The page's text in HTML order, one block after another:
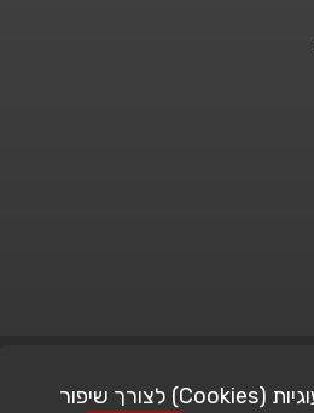
אתר זה משתמש בעוגיות (Cookies) לצורך שיפור